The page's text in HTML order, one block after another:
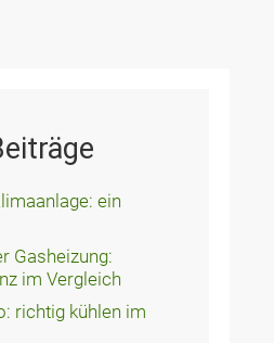
ein
Gasheizung:
im Vergleich
richtig kühlen im